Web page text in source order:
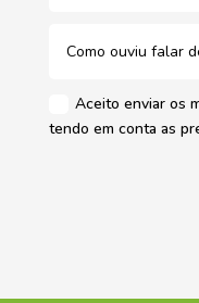
Aceito enviar os
tendo em conta as